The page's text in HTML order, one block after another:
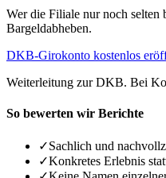
Wer die Filiale nur noch
Bargeldabheben.
DKB-Girokonto kostenlos
Weiterleitung zur DKB. Bei
So bewerten wir Berichte
✓Sachlich und
✓Konkretes Erlebnis